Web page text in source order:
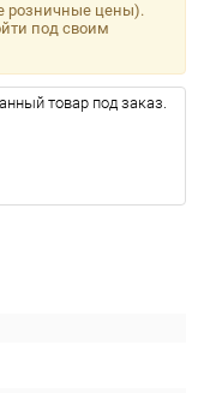
розничные цены).
под своим
товар под заказ.